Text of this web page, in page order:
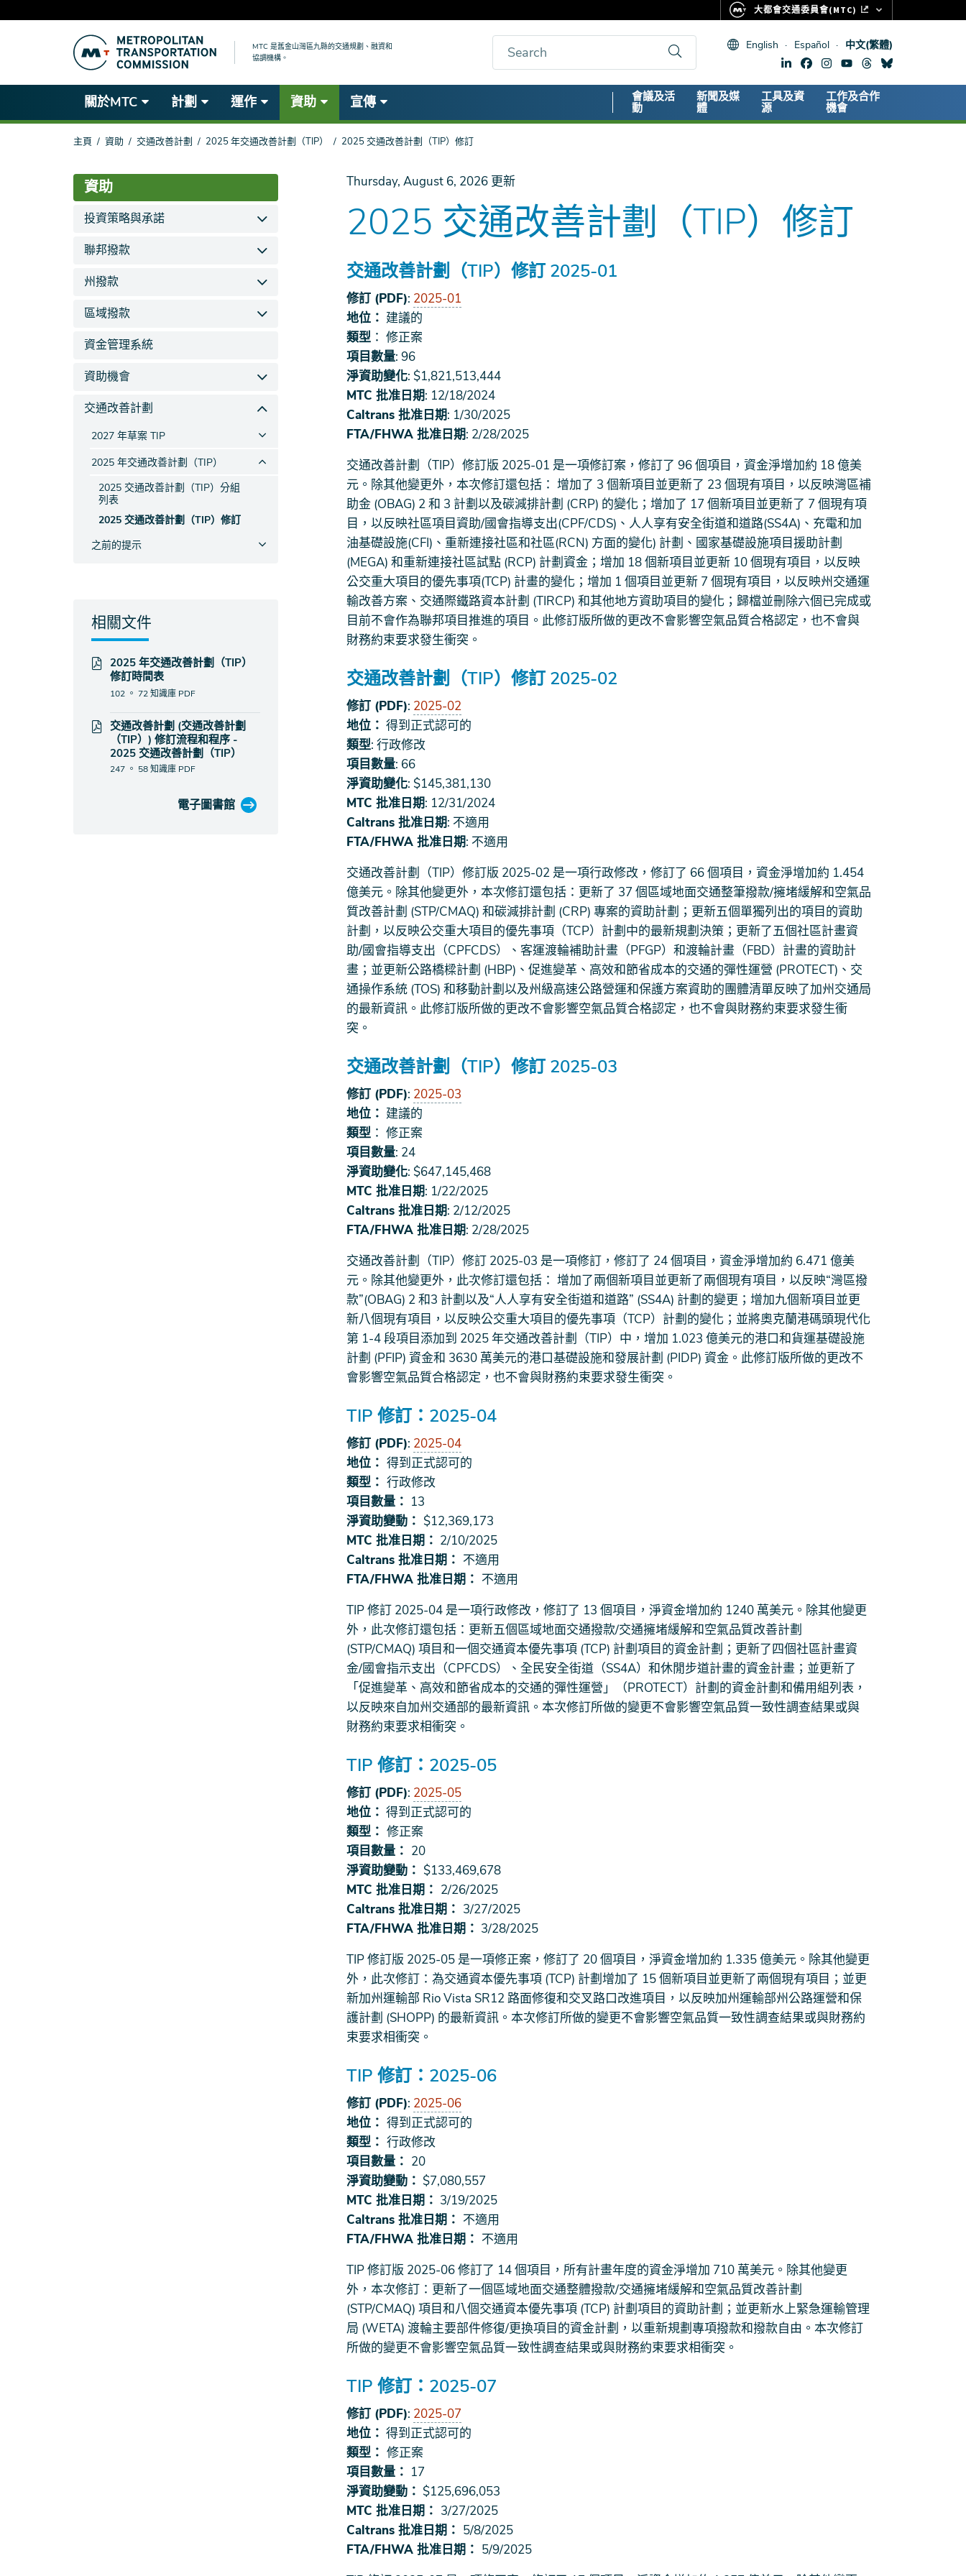
要
容
MTC 是舊金山灣區九縣的交通規劃、融資和
協調機構。
English Español 中文(繁體)
關於MTC 計劃 運作 資助 宣傳
Secondary
Nav
會議及活
動
新聞及媒
體
工具及資
源
工作及合作
機會
你
主頁 資助 交通改善計劃 2025 年交通改善計劃（TIP） 2025 交通改善計劃（TIP）修訂
Thursday, August 6, 2026 更新
2025 交通改善計劃（TIP）修訂
交通改善計劃（TIP）修訂 2025-01
修訂 (PDF): 2025-01
地位： 建議的
類型 ： 修正案
項目數量: 96
淨資助變化: $1,821,513,444
MTC 批准日期: 12/18/2024
Caltrans 批准日期: 1/30/2025
FTA/FHWA 批准日期: 2/28/2025
交通改善計劃（TIP）修訂版 2025-01 是一項修訂案，修訂了 96 個項目，資金淨增加約 18 億美
元。除其他變更外，本次修訂還包括： 增加了 3 個新項目並更新了 23 個現有項目，以反映灣區補
助金 (OBAG) 2 和 3 計劃以及碳減排計劃 (CRP) 的變化；增加了 17 個新項目並更新了 7 個現有項
目，以反映社區項目資助/國會指導支出(CPF/CDS)、人人享有安全街道和道路(SS4A)、充電和加
油基礎設施(CFI)、重新連接社區和社區(RCN) 方面的變化) 計劃、國家基礎設施項目援助計劃
(MEGA) 和重新連接社區試點 (RCP) 計劃資金；增加 18 個新項目並更新 10 個現有項目，以反映
公交重大項目的優先事項(TCP) 計畫的變化；增加 1 個項目並更新 7 個現有項目，以反映州交通運
輸改善方案、交通際鐵路資本計劃 (TIRCP) 和其他地方資助項目的變化；歸檔並刪除六個已完成或
目前不會作為聯邦項目推進的項目。此修訂版所做的更改不會影響空氣品質合格認定，也不會與
財務約束要求發生衝突。
交通改善計劃（TIP）修訂 2025-02
修訂 (PDF): 2025-02
地位： 得到正式認可的
類型: 行政修改
項目數量: 66
淨資助變化: $145,381,130
MTC 批准日期: 12/31/2024
Caltrans 批准日期: 不適用
FTA/FHWA 批准日期: 不適用
交通改善計劃（TIP）修訂版 2025-02 是一項行政修改，修訂了 66 個項目，資金淨增加約 1.454
億美元。除其他變更外，本次修訂還包括：更新了 37 個區域地面交通整筆撥款/擁堵緩解和空氣品
質改善計劃 (STP/CMAQ) 和碳減排計劃 (CRP) 專案的資助計劃；更新五個單獨列出的項目的資助
計劃，以反映公交重大項目的優先事項（TCP）計劃中的最新規劃決策；更新了五個社區計畫資
助/國會指導支出（CPFCDS）、客運渡輪補助計畫（PFGP）和渡輪計畫（FBD）計畫的資助計
畫；並更新公路橋樑計劃 (HBP)、促進變革、高效和節省成本的交通的彈性運營 (PROTECT)、交
通操作系統 (TOS) 和移動計劃以及州級高速公路營運和保護方案資助的團體清單反映了加州交通局
的最新資訊。此修訂版所做的更改不會影響空氣品質合格認定，也不會與財務約束要求發生衝
突。
交通改善計劃（TIP）修訂 2025-03
修訂 (PDF): 2025-03
地位： 建議的
類型 ： 修正案
項目數量: 24
淨資助變化: $647,145,468
MTC 批准日期: 1/22/2025
Caltrans 批准日期: 2/12/2025
FTA/FHWA 批准日期: 2/28/2025
交通改善計劃（TIP）修訂 2025-03 是一項修訂，修訂了 24 個項目，資金淨增加約 6.471 億美
元。除其他變更外，此次修訂還包括： 增加了兩個新項目並更新了兩個現有項目，以反映“灣區撥
款”(OBAG) 2 和3 計劃以及“人人享有安全街道和道路” (SS4A) 計劃的變更；增加九個新項目並更
新八個現有項目，以反映公交重大項目的優先事項（TCP）計劃的變化；並將奧克蘭港碼頭現代化
第 1-4 段項目添加到 2025 年交通改善計劃（TIP）中，增加 1.023 億美元的港口和貨運基礎設施
計劃 (PFIP) 資金和 3630 萬美元的港口基礎設施和發展計劃 (PIDP) 資金。此修訂版所做的更改不
會影響空氣品質合格認定，也不會與財務約束要求發生衝突。
TIP 修訂：2025-04
修訂 (PDF): 2025-04
地位： 得到正式認可的
類型： 行政修改
項目數量： 13
淨資助變動： $12,369,173
MTC 批准日期： 2/10/2025
Caltrans 批准日期： 不適用
FTA/FHWA 批准日期： 不適用
TIP 修訂 2025-04 是一項行政修改，修訂了 13 個項目，淨資金增加約 1240 萬美元。除其他變更
外，此次修訂還包括：更新五個區域地面交通撥款/交通擁堵緩解和空氣品質改善計劃
(STP/CMAQ) 項目和一個交通資本優先事項 (TCP) 計劃項目的資金計劃；更新了四個社區計畫資
金/國會指示支出（CPFCDS）、全民安全街道（SS4A）和休閒步道計畫的資金計畫；並更新了
「促進變革、高效和節省成本的交通的彈性運營」（PROTECT）計劃的資金計劃和備用組列表，
以反映來自加州交通部的最新資訊。本次修訂所做的變更不會影響空氣品質一致性調查結果或與
財務約束要求相衝突。
TIP 修訂：2025-05
修訂 (PDF): 2025-05
地位： 得到正式認可的
類型： 修正案
項目數量： 20
淨資助變動： $133,469,678
MTC 批准日期： 2/26/2025
Caltrans 批准日期： 3/27/2025
FTA/FHWA 批准日期： 3/28/2025
TIP 修訂版 2025-05 是一項修正案，修訂了 20 個項目，淨資金增加約 1.335 億美元。除其他變更
外，此次修訂：為交通資本優先事項 (TCP) 計劃增加了 15 個新項目並更新了兩個現有項目；並更
新加州運輸部 Rio Vista SR12 路面修復和交叉路口改進項目，以反映加州運輸部州公路運營和保
護計劃 (SHOPP) 的最新資訊。本次修訂所做的變更不會影響空氣品質一致性調查結果或與財務約
束要求相衝突。
TIP 修訂：2025-06
修訂 (PDF): 2025-06
地位： 得到正式認可的
類型： 行政修改
項目數量： 20
淨資助變動： $7,080,557
MTC 批准日期： 3/19/2025
Caltrans 批准日期： 不適用
FTA/FHWA 批准日期： 不適用
TIP 修訂版 2025-06 修訂了 14 個項目，所有計畫年度的資金淨增加 710 萬美元。除其他變更
外，本次修訂：更新了一個區域地面交通整體撥款/交通擁堵緩解和空氣品質改善計劃
(STP/CMAQ) 項目和八個交通資本優先事項 (TCP) 計劃項目的資助計劃；並更新水上緊急運輸管理
局 (WETA) 渡輪主要部件修復/更換項目的資金計劃，以重新規劃專項撥款和撥款自由。本次修訂
所做的變更不會影響空氣品質一致性調查結果或與財務約束要求相衝突。
TIP 修訂：2025-07
修訂 (PDF): 2025-07
地位： 得到正式認可的
類型： 修正案
項目數量： 17
淨資助變動： $125,696,053
MTC 批准日期： 3/27/2025
Caltrans 批准日期： 5/8/2025
FTA/FHWA 批准日期： 5/9/2025
相關文件
2025 年交通改善計劃（TIP）
修訂時間表
102 。 72 知識庫 PDF
交通改善計劃 (交通改善計劃
（TIP）) 修訂流程和程序 -
2025 交通改善計劃（TIP）
247 。 58 知識庫 PDF
電子圖書館
資助
投資策略與承諾
聯邦撥款
州撥款
區域撥款
資金管理系統
資助機會
交通改善計劃
2027 年草案 TIP
2025 年交通改善計劃（TIP）
2025 交通改善計劃（TIP）分組
列表
2025 交通改善計劃（TIP）修訂
之前的提示
大都會交通委員會(MTC)
CLIPPER CARD
生命體徵